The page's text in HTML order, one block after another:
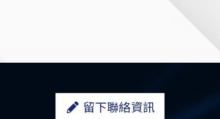
留下聯絡資訊